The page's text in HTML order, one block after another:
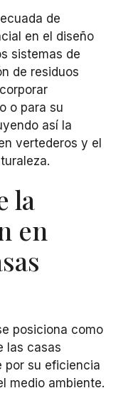
de
en el diseño
sistemas de
de residuos
o para su
así la
vertederos y el
la
en
posiciona como
las casas
por su eficiencia
medio ambiente.